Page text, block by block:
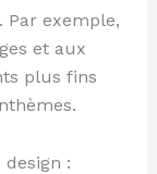
Par exemple,
et aux
plus fins
: